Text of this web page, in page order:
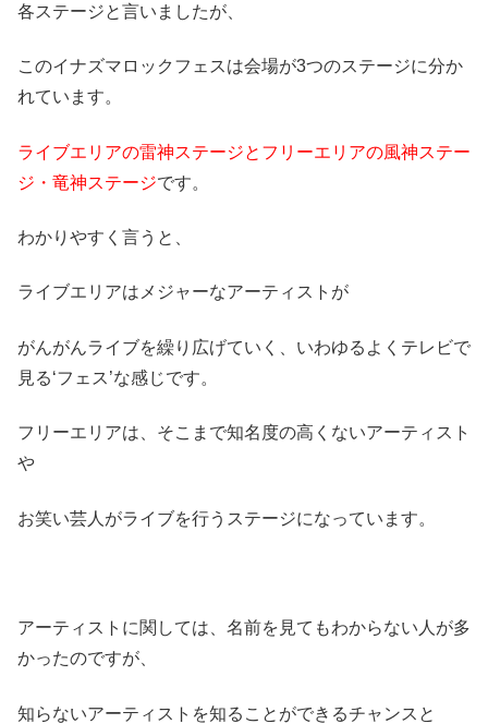
各ステージと言いましたが、
このイナズマロックフェスは会場が3つのステージに分か
れています。
ライブエリアの雷神ステージと フリーエリアの風神ステー
ジ・竜神ステージです。
わかりやすく言うと、
ライブエリアはメジャーなアーティストが
がんがんライブを繰り広げていく、いわゆるよくテレビで
見る‘フェス’な感じです。
フリーエリアは、そこまで知名度の高くないアーティスト
や
お笑い芸人がライブを行うステージになっています。
アーティストに関しては、名前を見てもわからない人が多
かったのですが、
知らないアーティストを知ることができるチャンスと